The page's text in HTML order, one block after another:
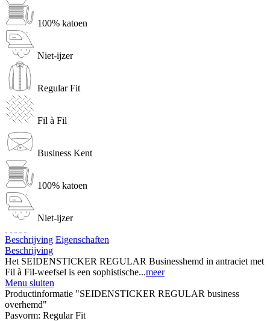
100% katoen
Niet-ijzer
Regular Fit
Fil à Fil
Business Kent
100% katoen
Niet-ijzer
Beschrijving Eigenschaften
Beschrijving
Het SEIDENSTICKER REGULAR Businesshemd in antraciet met
Fil à Fil-weefsel is een sophistische...meer
Menu sluiten
Productinformatie "SEIDENSTICKER REGULAR business
overhemd"
Pasvorm: Regular Fit